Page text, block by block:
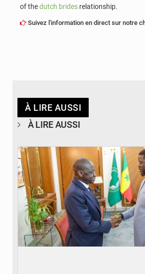
of thedutch brides relationship.
Suivez l'information en direct sur notre
À LIRE AUSSI
À LIRE AUSSI